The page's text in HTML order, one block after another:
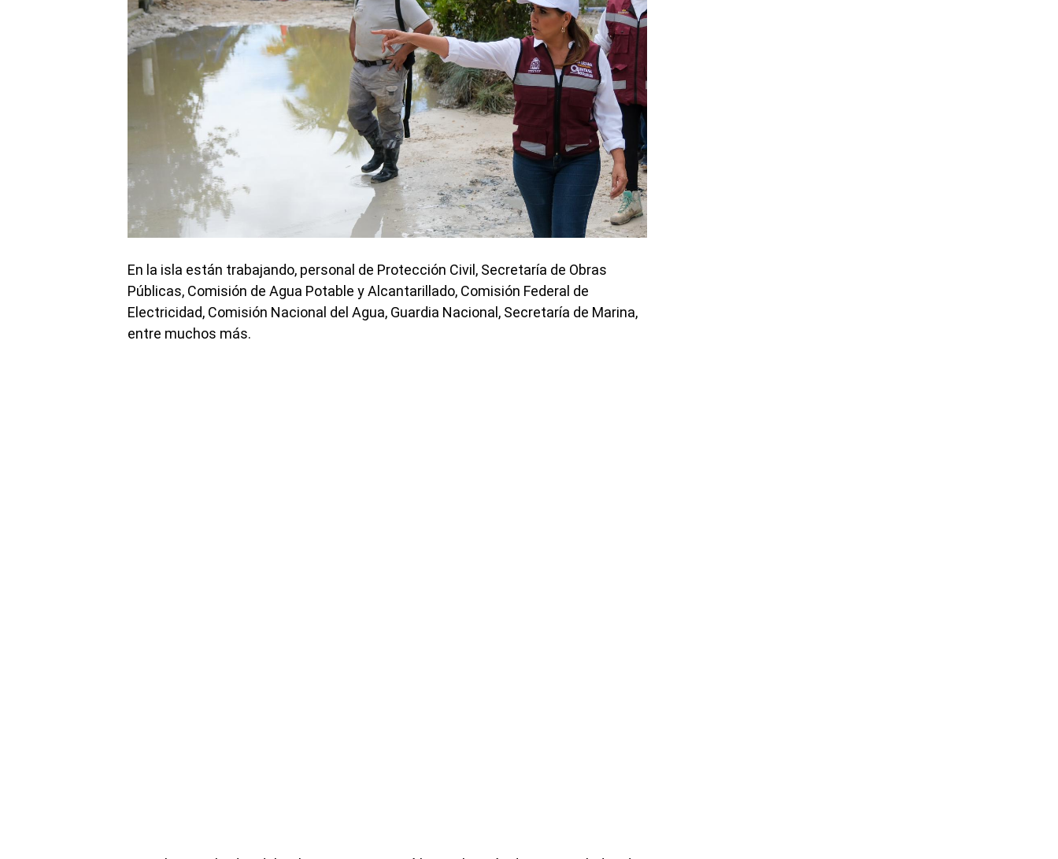
En la isla están trabajando, personal de Protección Civil, Secretaría de Obras
Públicas, Comisión de Agua Potable y Alcantarillado, Comisión Federal de
Electricidad, Comisión Nacional del Agua, Guardia Nacional, Secretaría de Marina,
entre muchos más.